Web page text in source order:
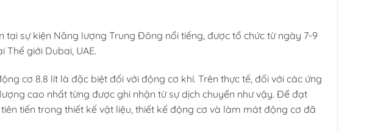
sự kiện Năng lượng Trung Đông nổi tiếng, được tổ chức từ ngày 7-9
giới Dubai, UAE.
cơ 8.8 lít là đặc biệt đối với động cơ khí. Trên thực tế, đối với các ứng
cao nhất từng được ghi nhận từ sự dịch chuyển như vậy. Để đạt
tiến trong thiết kế vật liệu, thiết kế động cơ và làm mát động cơ đã